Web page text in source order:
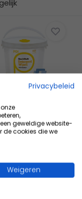
voor
Privacybeleid
geweldige website-
de cookies die we
Weigeren